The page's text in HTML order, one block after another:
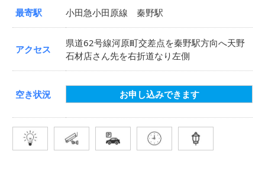
最寄駅 小田急小田原線 秦野駅
アクセス
県道62号線河原町交差点を秦野駅方向へ天野
石材店さん先を右折道なり左側
空き状況 お申し込みできます